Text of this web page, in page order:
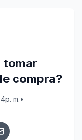
tomar
compra?
m.•